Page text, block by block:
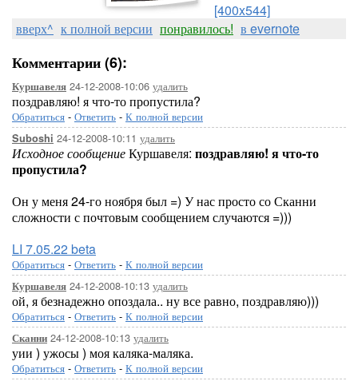
[400x544]
вверх^ к полной версии понравилось! в evernote
Комментарии (6):
Куршавеля 24-12-2008-10:06 удалить
поздравляю! я что-то пропустила?
Обратиться - Ответить - К полной версии
Suboshi 24-12-2008-10:11 удалить
Исходное сообщениеКуршавеля: поздравляю! я что-то
пропустила?
Он у меня 24-го ноября был =) У нас просто со Сканни
сложности с почтовым сообщением случаются =)))
LI 7.05.22 beta
Обратиться - Ответить - К полной версии
Куршавеля 24-12-2008-10:13 удалить
ой, я безнадежно опоздала.. ну все равно, поздравляю)))
Обратиться - Ответить - К полной версии
Сканни 24-12-2008-10:13 удалить
уии ) ужосы ) моя каляка-маляка.
Обратиться - Ответить - К полной версии